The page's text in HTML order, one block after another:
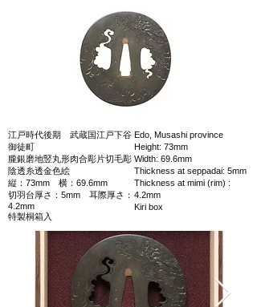
江戸時代後期 武蔵国江戸下谷
御徒町
朧銀磨地竪丸形肉合彫片切毛彫
陰透糸透金色絵
縦：73mm 横：69.6mm
切羽台厚さ：5mm 耳際厚さ：
4.2mm
特製桐箱入
Edo, Musashi province
Height: 73mm
Width: 69.6mm
Thickness at seppadai: 5mm
Thickness at mimi (rim) :
4.2mm
Kiri box